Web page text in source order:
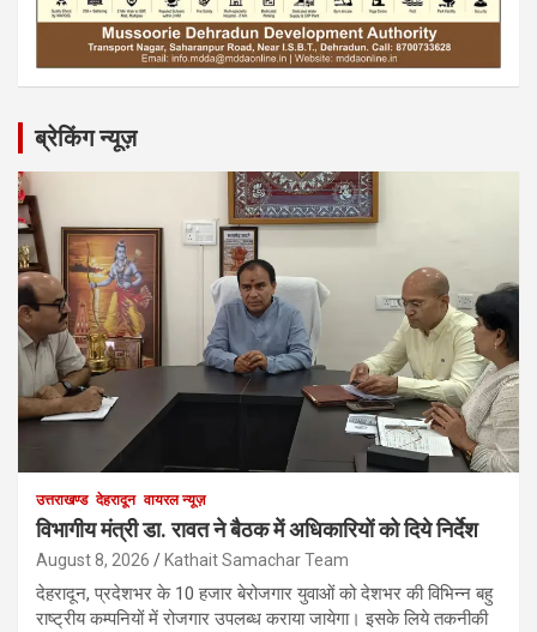
ब्रेकिंग न्यूज़
उत्तराखण्ड देहरादून वायरल न्यूज़
विभागीय मंत्री डा. रावत ने बैठक में अधिकारियों को दिये निर्देश
August 8, 2026 Kathait Samachar Team
देहरादून, प्रदेशभर के 10 हजार बेरोजगार युवाओं को देशभर की विभिन्न बहु
राष्ट्रीय कम्पनियों में रोजगार उपलब्ध कराया जायेगा। इसके लिये तकनीकी